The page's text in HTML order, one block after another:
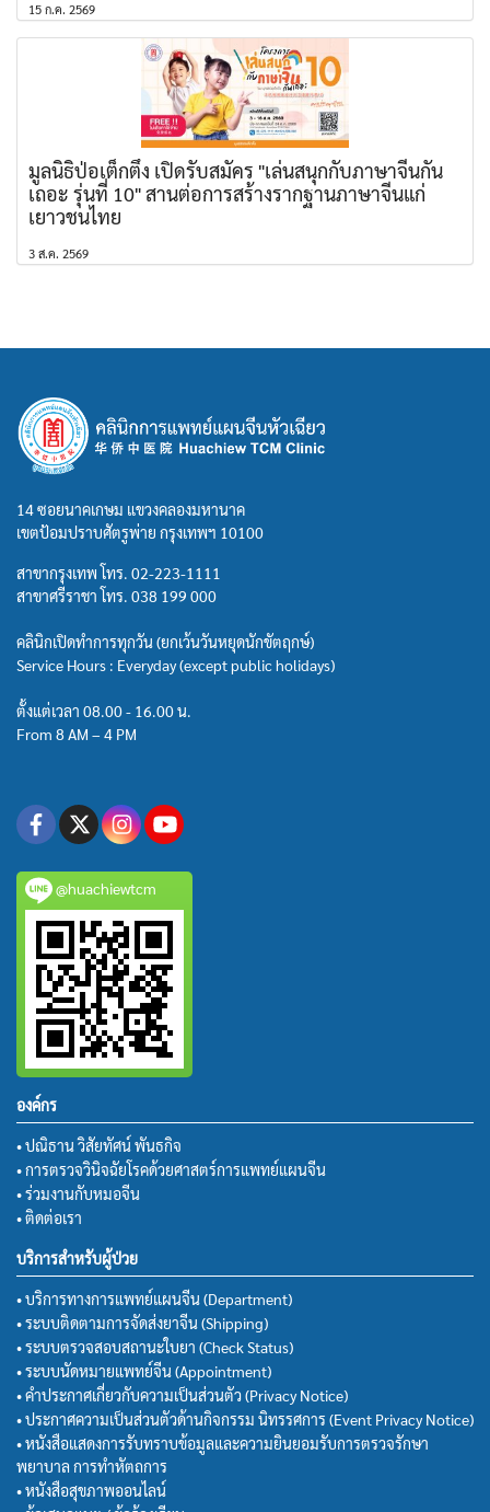
15 ก.ค. 2569
มูลนิธิป่อเต็กตึ๊ง เปิดรับสมัคร "เล่นสนุกกับภาษาจีนกัน
เถอะ รุ่นที่ 10" สานต่อการสร้างรากฐานภาษาจีนแก่
เยาวชนไทย
3 ส.ค. 2569
14 ซอยนาคเกษม แขวงคลองมหานาค
เขตป้อมปราบศัตรูพ่าย กรุงเทพฯ 10100
สาขากรุงเทพ โทร. 02-223-1111
สาขาศรีราชา โทร. 038 199 000
คลินิกเปิดทำการทุกวัน (ยกเว้นวันหยุดนักขัตฤกษ์)
Service Hours : Everyday (except public holidays)
ตั้งแต่เวลา 08.00 - 16.00 น.
From 8 AM – 4 PM
@huachiewtcm
องค์กร
• ปณิธาน วิสัยทัศน์ พันธกิจ
• การตรวจวินิจฉัยโรคด้วยศาสตร์การแพทย์แผนจีน
• ร่วมงานกับหมอจีน
• ติดต่อเรา
บริการสำหรับผู้ป่วย
• บริการทางการแพทย์แผนจีน (Department)
• ระบบติดตามการจัดส่งยาจีน (Shipping)
• ระบบตรวจสอบสถานะใบยา (Check Status)
• ระบบนัดหมายแพทย์จีน (Appointment)
• คำประกาศเกี่ยวกับความเป็นส่วนตัว (Privacy Notice)
• ประกาศความเป็นส่วนตัวด้านกิจกรรม นิทรรศการ (Event Privacy Notice)
• หนังสือแสดงการรับทราบข้อมูลและความยินยอมรับการตรวจรักษา
พยาบาล การทำหัตถการ
• หนังสือสุขภาพออนไลน์